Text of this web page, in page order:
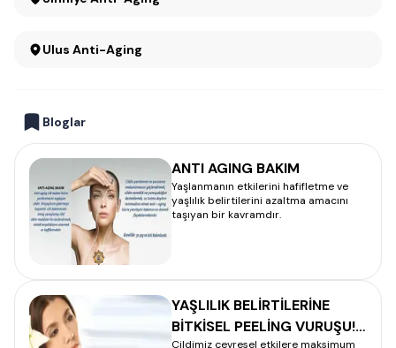
Ulus Anti-Aging
Bloglar
ANTI AGING BAKIM
Yaşlanmanın etkilerini hafifletme ve
yaşlılık belirtilerini azaltma amacını
taşıyan bir kavramdır.
YAŞLILIK BELİRTİLERİNE
BİTKİSEL PEELİNG VURUŞU!
Cildimiz çevresel etkilere maksimum